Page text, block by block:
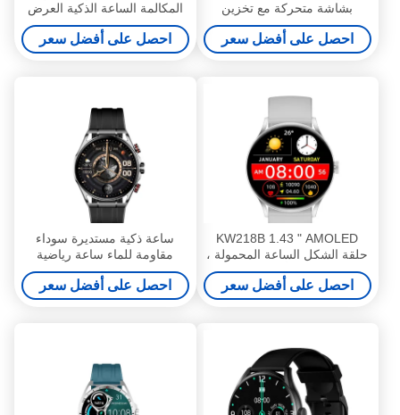
بشاشة متحركة مع تخزين
الموسيقى المحلية
احصل على أفضل سعر
المكالمة الساعة الذكية العرض
المحمص الأنيق الساعات الذكية
للنساء
احصل على أفضل سعر
KW218B 1.43 " AMOLED
حلقة الشكل الساعة المحمولة ،
ساعة ذكية أنيقة للنساء
احصل على أفضل سعر
ساعة ذكية مستديرة سوداء
مقاومة للماء ساعة رياضية
احصل على أفضل سعر